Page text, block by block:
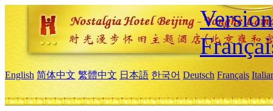
English 简体中文 繁體中文 日本語 한국어 Deutsch Français